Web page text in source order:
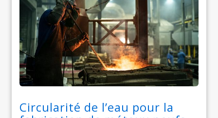
Circularité de l’eau pour la